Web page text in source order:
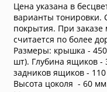
Цена указана в
варианты тонировки.
покрытия. При заказе
считается по более
Размеры: крышка -
шт). Глубина ящиков -
задников ящиков -
Высота цоколя - 60